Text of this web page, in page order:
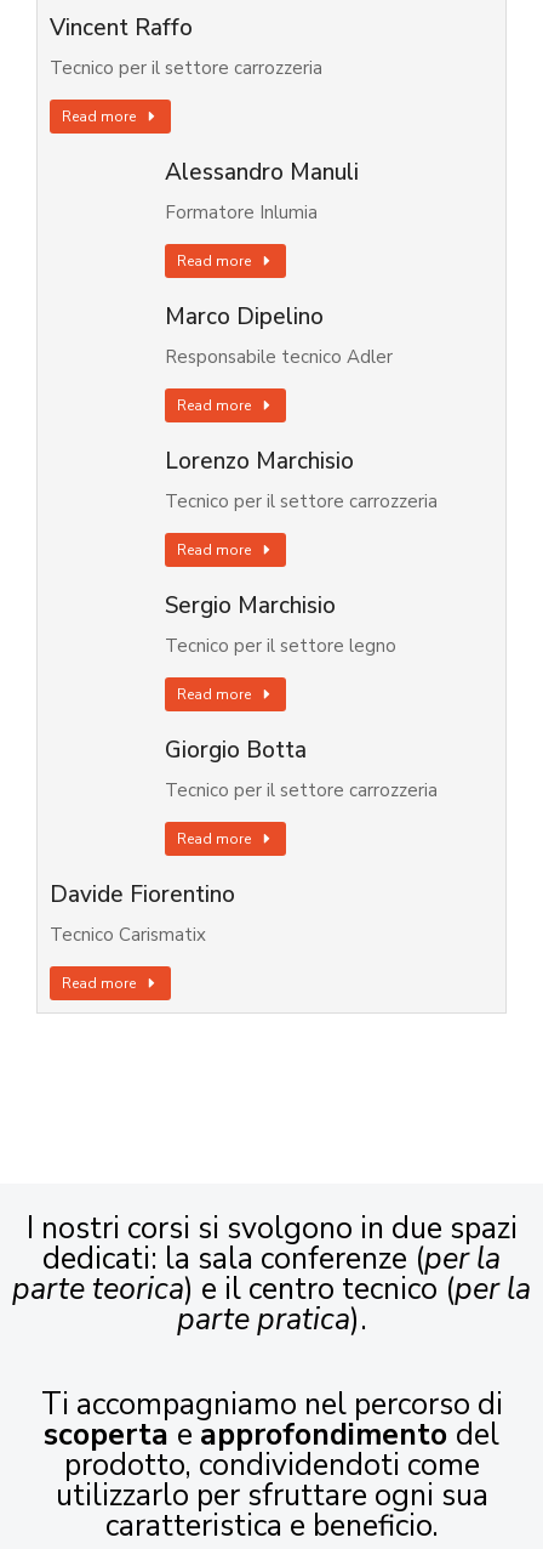
Vincent Raffo
Tecnico per il settore carrozzeria
Read more
Alessandro Manuli
Formatore Inlumia
Read more
Marco Dipelino
Responsabile tecnico Adler
Read more
Lorenzo Marchisio
Tecnico per il settore carrozzeria
Read more
Sergio Marchisio
Tecnico per il settore legno
Read more
Giorgio Botta
Tecnico per il settore carrozzeria
Read more
Davide Fiorentino
Tecnico Carismatix
Read more
I nostri corsi si svolgono in due spazi
dedicati: la sala conferenze (per la
parte teorica) e il centro tecnico (per la
parte pratica).
Ti accompagniamo nel percorso di
scoperta e approfondimento del
prodotto, condividendoti come
utilizzarlo per sfruttare ogni sua
caratteristica e beneficio.